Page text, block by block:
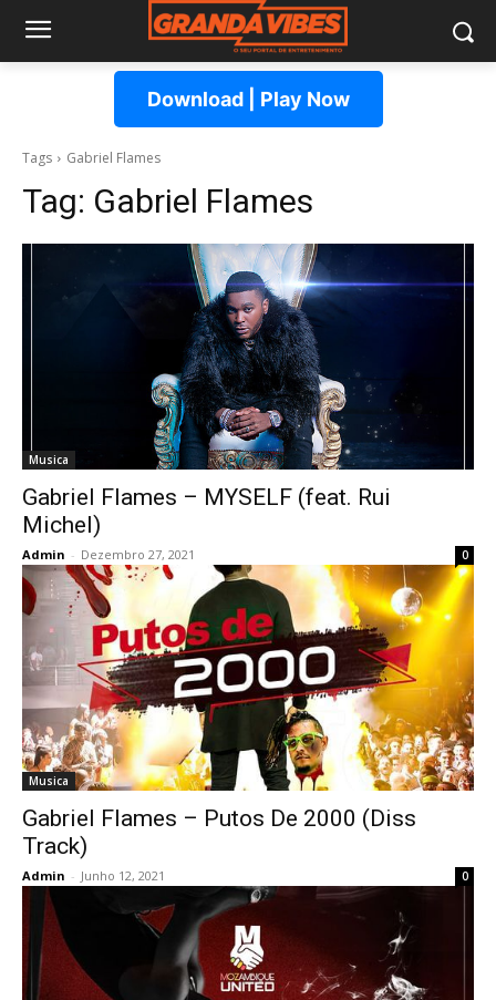
Download | Play Now
Tags Gabriel Flames
Tag: Gabriel Flames
Musica
Gabriel Flames – MYSELF (feat. Rui
Michel)
Admin - Dezembro 27, 2021 0
Musica
Gabriel Flames – Putos De 2000 (Diss
Track)
Admin - Junho 12, 2021 0